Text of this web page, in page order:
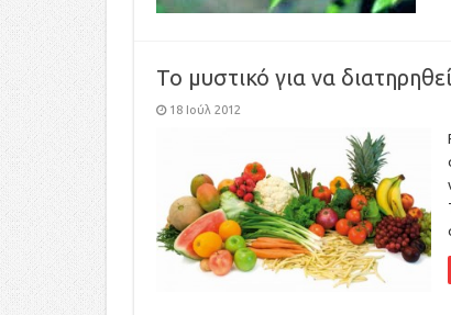
Το μυστικό για να
18 Ιούλ 2012